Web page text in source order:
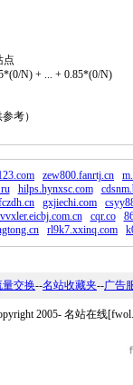
点
N) + ... + 0.85*(0/N)
考）
zew800.fanrtj.cn
hilps.hynxsc.com
gxjiechi.com
vvxler.eicbj.com.cn cqr.co
rl9k7.xxinq.com
量交换--名站收藏夹--广告
2005- 名站在线